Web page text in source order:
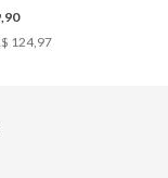
124,97